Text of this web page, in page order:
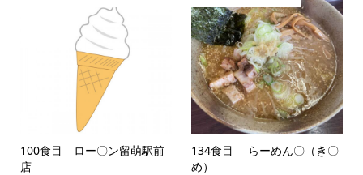
100食目 ロー〇ン留萌駅前
店
134食目 らーめん〇（き〇
め）